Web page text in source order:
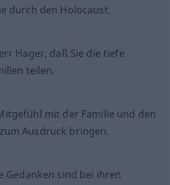
durch den Holocaust.
Hager, daß Sie die tiefe
teilen.
mit der Familie und den
Ausdruck bringen.
Gedanken sind bei ihren